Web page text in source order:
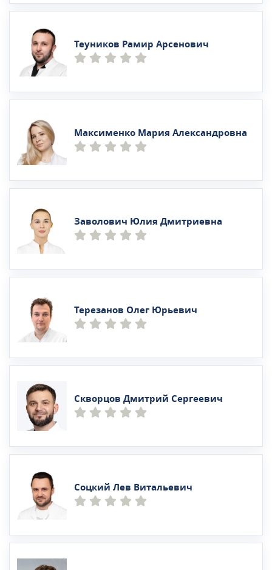
Теуников Рамир Арсенович
Максименко Мария Александровна
Заволович Юлия Дмитриевна
Терезанов Олег Юрьевич
Скворцов Дмитрий Сергеевич
Соцкий Лев Витальевич